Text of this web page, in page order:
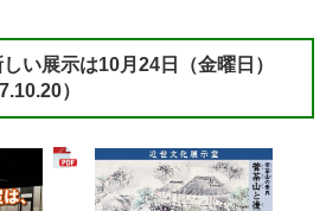
い展示は10月24日（金曜日）
）